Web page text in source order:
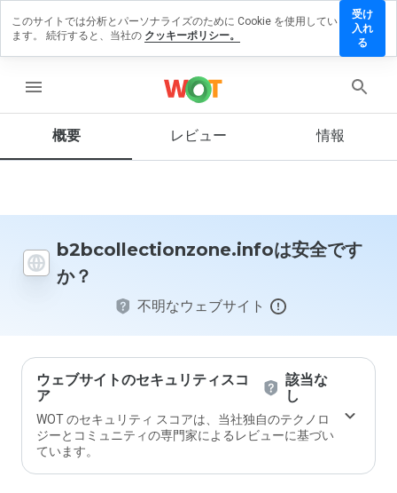
menu
概要 レビュー 情報
b2bcollectionzone.infoは安全です
か？
不明なウェブサイト
ウェブサイトのセキュリティスコ
ア
該当な
し
WOT のセキュリティ スコアは、当社独自のテクノロ
ジーとコミュニティの専門家によるレビューに基づい
ています。
ーを残す
ウェ
を1
間
で、
ます
か？
このサイトでは分析とパーソナライズのために Cookie を使用してい
ます。 続行すると、当社の クッキーポリシー。
受け
入れ
る